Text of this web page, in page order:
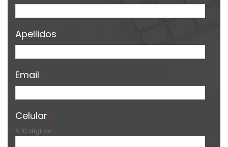
Apellidos *
Email *
Celular*
A 10 dígitos